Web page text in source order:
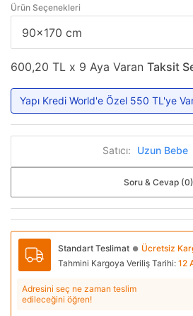
Ürün Seçenekleri
600,20 TL x 9 Aya Varan Taksit
Yapı Kredi World'e Özel 550 TL'ye
Satıcı: Uzun Bebe
Soru & Cevap (0)
Standart Teslimat ● Ücretsiz
Tahmini Kargoya Veriliş Tarihi: 12
Adresini seç ne zaman teslim
edileceğini öğren!